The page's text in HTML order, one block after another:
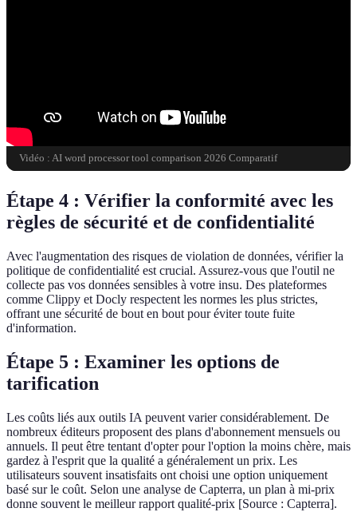
Vidéo : AI word processor tool comparison 2026 Comparatif
Étape 4 : Vérifier la conformité avec les
règles de sécurité et de confidentialité
Avec l'augmentation des risques de violation de données, vérifier la
politique de confidentialité est crucial. Assurez-vous que l'outil ne
collecte pas vos données sensibles à votre insu. Des plateformes
comme Clippy et Docly respectent les normes les plus strictes,
offrant une sécurité de bout en bout pour éviter toute fuite
d'information.
Étape 5 : Examiner les options de
tarification
Les coûts liés aux outils IA peuvent varier considérablement. De
nombreux éditeurs proposent des plans d'abonnement mensuels ou
annuels. Il peut être tentant d'opter pour l'option la moins chère, mais
gardez à l'esprit que la qualité a généralement un prix. Les
utilisateurs souvent insatisfaits ont choisi une option uniquement
basé sur le coût. Selon une analyse de Capterra, un plan à mi-prix
donne souvent le meilleur rapport qualité-prix [Source : Capterra].